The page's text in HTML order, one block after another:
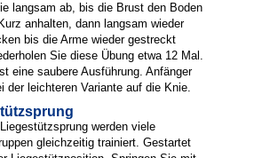
langsam ab, bis die Brust den Boden
anhalten, dann langsam wieder
bis die Arme wieder gestreckt
Sie diese Übung etwa 12 Mal.
eine saubere Ausführung. Anfänger
der leichteren Variante auf die Knie.
werden viele
gleichzeitig trainiert. Gestartet